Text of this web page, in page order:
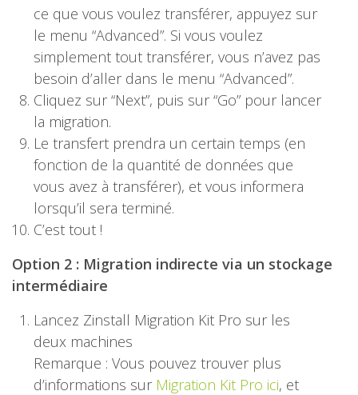
ce que vous voulez transférer, appuyez sur
le menu “Advanced”. Si vous voulez
simplement tout transférer, vous n’avez pas
besoin d’aller dans le menu “Advanced”.
Cliquez sur “Next”, puis sur “Go” pour lancer
la migration.
Le transfert prendra un certain temps (en
fonction de la quantité de données que
vous avez à transférer), et vous informera
lorsqu’il sera terminé.
C’est tout !
Option 2 : Migration indirecte via un stockage
intermédiaire
Lancez Zinstall Migration Kit Pro sur les
deux machines
Remarque : Vous pouvez trouver plus
d’informations sur Migration Kit Pro ici, et